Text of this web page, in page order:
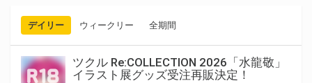
デイリー ウィークリー 全期間
ツクル Re:COLLECTION 2026「水龍敬」
イラスト展グッズ受注再販決定！